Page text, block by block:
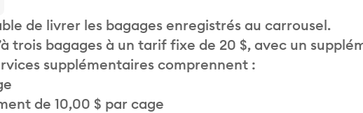
de livrer les bagages enregistrés au carrousel.
trois bagages à un tarif fixe de 20 $, avec un
supplémentaires comprennent :
de 10,00 $ par cage